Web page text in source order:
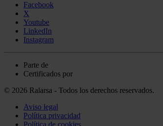
Facebook
X
Youtube
LinkedIn
Instagram
Parte de
Certificados por
© 2026 Ralarsa - Todos los derechos reservados.
Aviso legal
Política privacidad
Política de cookies